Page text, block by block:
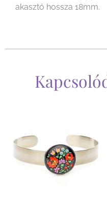
akasztó hossza 18mm.